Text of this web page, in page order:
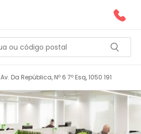
Av. Da República, Nº 6 7º Esq, 1050 191